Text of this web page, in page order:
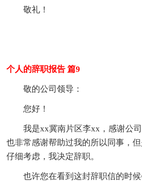
敬礼！
个人的辞职报告 篇9
敬的公司领导：
您好！
我是xx冀南片区李xx，感谢公
也非常感谢帮助过我的所以同事，
仔细考虑，我决定辞职。
也许您在看到这封辞职信的时